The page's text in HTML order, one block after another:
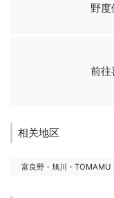
野度
前往
相关地区
富良野・旭川・TOMAMU